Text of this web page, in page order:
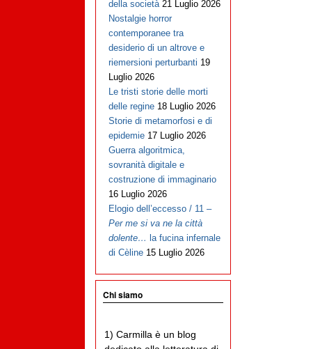
della società 21 Luglio 2026
Nostalgie horror
contemporanee tra
desiderio di un altrove e
riemersioni perturbanti 19
Luglio 2026
Le tristi storie delle morti
delle regine 18 Luglio 2026
Storie di metamorfosi e di
epidemie 17 Luglio 2026
Guerra algoritmica,
sovranità digitale e
costruzione di immaginario
16 Luglio 2026
Elogio dell’eccesso / 11 –
Per me si va ne la città
dolente… la fucina infernale
di Cèline 15 Luglio 2026
Chi siamo
1) Carmilla è un blog